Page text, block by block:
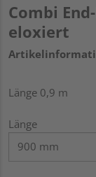
Combi
eloxiert
Länge 0,9 m
Länge